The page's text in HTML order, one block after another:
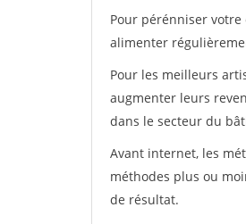
Pour pérénniser
alimenter
Pour les meilleurs
augmenter leurs
dans le secteur du
Avant internet, les
méthodes plus ou
de résultat.